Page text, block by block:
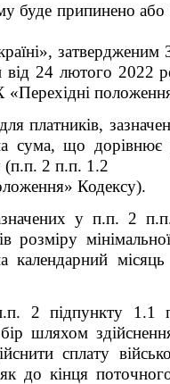
буде припинено
24 лютого 2022
«Перехідні
платників,
що дорівнює
(п.п. 2 п.п. 1.2
Кодексу).
у п.п. 2
календарний
2 підпункту 1.1
шляхом
сплату
до кінця